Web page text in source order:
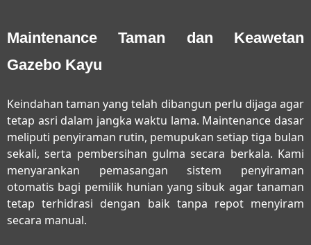
Maintenance Taman dan Keawetan
Gazebo Kayu
Keindahan taman yang telah dibangun perlu dijaga agar
tetap asri dalam jangka waktu lama. Maintenance dasar
meliputi penyiraman rutin, pemupukan setiap tiga bulan
sekali, serta pembersihan gulma secara berkala. Kami
menyarankan pemasangan sistem penyiraman
otomatis bagi pemilik hunian yang sibuk agar tanaman
tetap terhidrasi dengan baik tanpa repot menyiram
secara manual.